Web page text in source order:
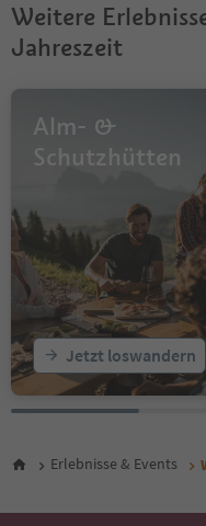
Weitere
Jahreszeit
Alm- &
Schutzhütten
Jetzt loswandern
Erlebnisse & Events